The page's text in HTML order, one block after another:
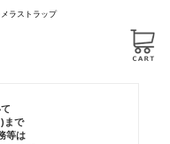
ラストラップ
まで
等は